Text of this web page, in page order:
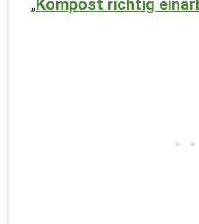
„Kompost richtig